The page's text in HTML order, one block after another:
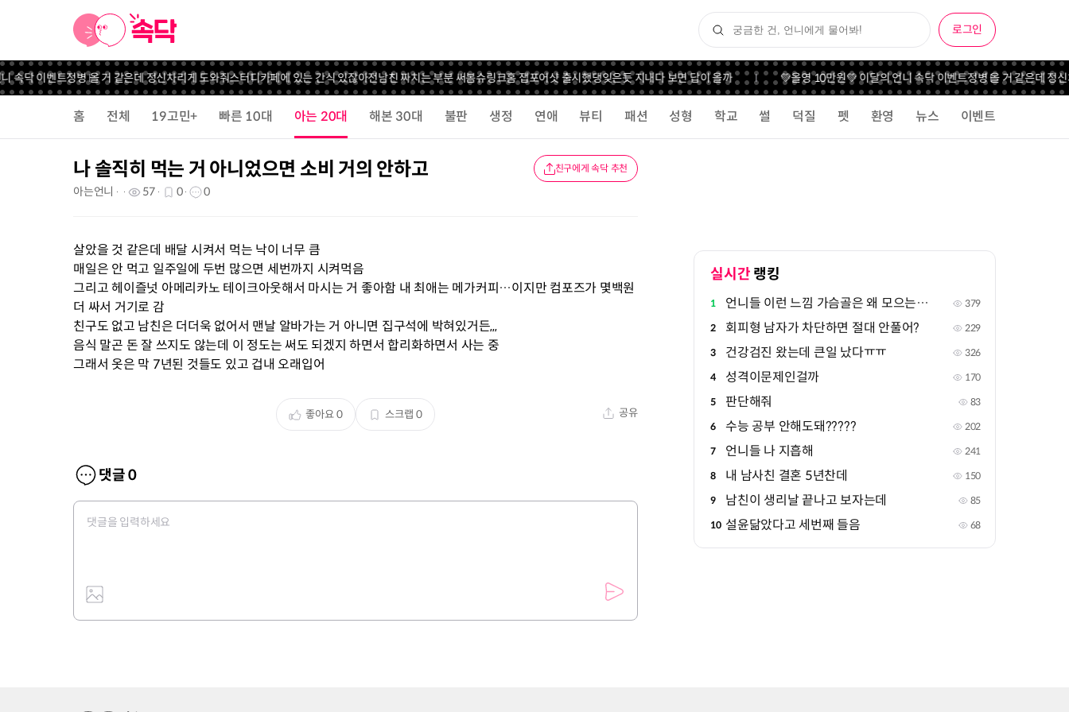
로그인
속닥 이벤트정병 올 거 같은데 정신차리게 도와줘스터디카페에 있는 간식 있잖아전남친 짜치는 부분 써봄슈링크홈 잽포어샷 출시했댕잊은듯 지내다 보면 답이 올까 💚올영 10만원💚 이달의 언니 속닥 이벤트정병 올 거 같은데 정신
홈 전체 19고민+ 빠른 10대 아는 20대 해본 30대 불판 생정 연애 뷰티 패션 성형 학교 썰 덕질 펫 환영 뉴스 이벤트
나 솔직히 먹는 거 아니었으면 소비 거의 안하고 친구에게 속닥 추천
아는언니 57 0 0
살았을 것 같은데 배달 시켜서 먹는 낙이 너무 큼
매일은 안 먹고 일주일에 두번 많으면 세번까지 시켜먹음
그리고 헤이즐넛 아메리카노 테이크아웃해서 마시는 거 좋아함 내 최애는 메가커피…이지만 컴포즈가 몇백원
더 싸서 거기로 감
친구도 없고 남친은 더더욱 없어서 맨날 알바가는 거 아니면 집구석에 박혀있거든,,,
음식 말곤 돈 잘 쓰지도 않는데 이 정도는 써도 되겠지 하면서 합리화하면서 사는 중
그래서 옷은 막 7년된 것들도 있고 겁내 오래입어
좋아요0 스크랩 0 공유
댓글0
실시간 랭킹
1 언니들 이런 느낌 가슴골은 왜 모으는지 궁금해 379
2 회피형 남자가 차단하면 절대 안풀어? 229
3 건강검진 왔는데 큰일 났다ㅠㅠ 326
4 성격이문제인걸까 170
5 판단해줘 83
6 수능 공부 안해도돼????? 202
7 언니들 나 지흡해 241
8 내 남사친 결혼 5년찬데 150
9 남친이 생리날 끝나고 보자는데 85
10 설윤닮았다고 세번째 들음 68